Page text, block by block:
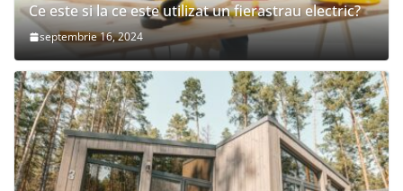
Ce este si la ce este utilizat un fierastrau electric?
septembrie 16, 2024